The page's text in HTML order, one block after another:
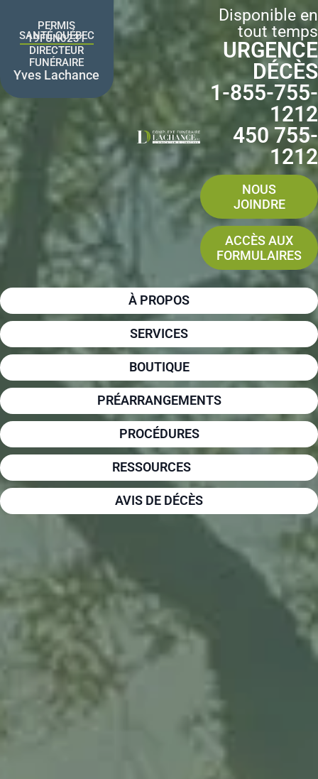
contenuPERMIS
SANTÉ QUÉBEC
19FUN0231
DIRECTEUR
FUNÉRAIRE
Yves Lachance
Disponible en
tout temps
URGENCE
DÉCÈS
1-855-755-
1212
450 755-
1212
NOUS
JOINDRE
ACCÈS AUX
FORMULAIRES
À PROPOS
SERVICES
BOUTIQUE
PRÉARRANGEMENTS
PROCÉDURES
RESSOURCES
AVIS DE DÉCÈS